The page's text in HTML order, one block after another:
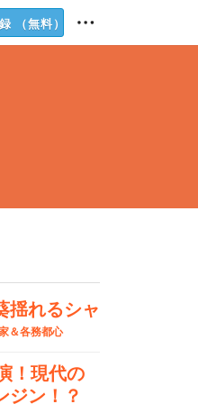
（無料）
揺れるシャ
＆各務都心
！現代の
ジン！？